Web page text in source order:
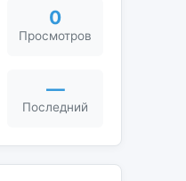
0
Просмотров
—
Последний